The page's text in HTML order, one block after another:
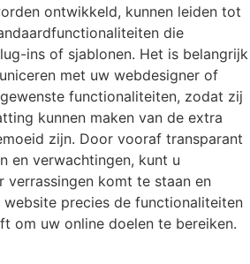
ontwikkeld, kunnen leiden tot
die
ins of sjablonen. Het is belangrijk
met uw webdesigner of
functionaliteiten, zodat zij
kunnen maken van de extra
zijn. Door vooraf transparant
en verwachtingen, kunt u
komt te staan en
precies de functionaliteiten
om uw online doelen te bereiken.